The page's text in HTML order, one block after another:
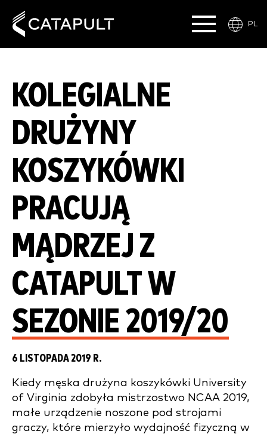
PL
KOLEGIALNE
DRUŻYNY
KOSZYKÓWKI
PRACUJĄ
MĄDRZEJ Z
CATAPULT W
SEZONIE 2019/20
6 LISTOPADA 2019 R.
Kiedy męska drużyna koszykówki University
of Virginia zdobyła mistrzostwo NCAA 2019,
małe urządzenie noszone pod strojami
graczy, które mierzyło wydajność fizyczną w